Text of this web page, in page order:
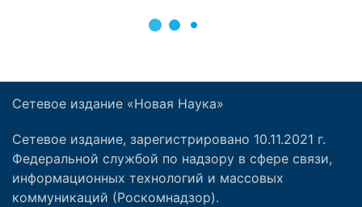
Сетевое издание «Новая Наука»
Сетевое издание, зарегистрировано 10.11.2021 г.
Федеральной службой по надзору в сфере связи,
информационных технологий и массовых
коммуникаций (Роскомнадзор).